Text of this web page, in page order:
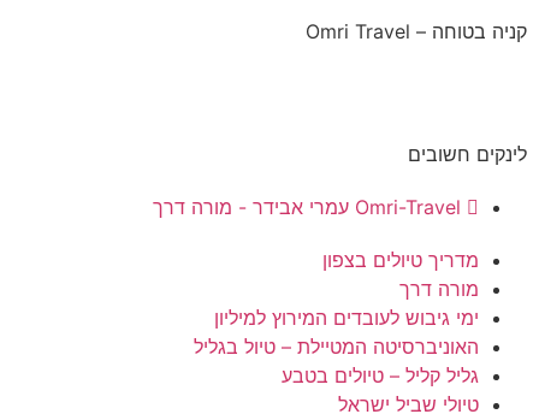
קניה בטוחה – Omri Travel
לינקים חשובים
Omri-Travel עמרי אבידר - מורה דרך
מדריך טיולים בצפון
מורה דרך
ימי גיבוש לעובדים המירוץ למיליון
האוניברסיטה המטיילת – טיול בגליל
גליל קליל – טיולים בטבע
טיולי שביל ישראל